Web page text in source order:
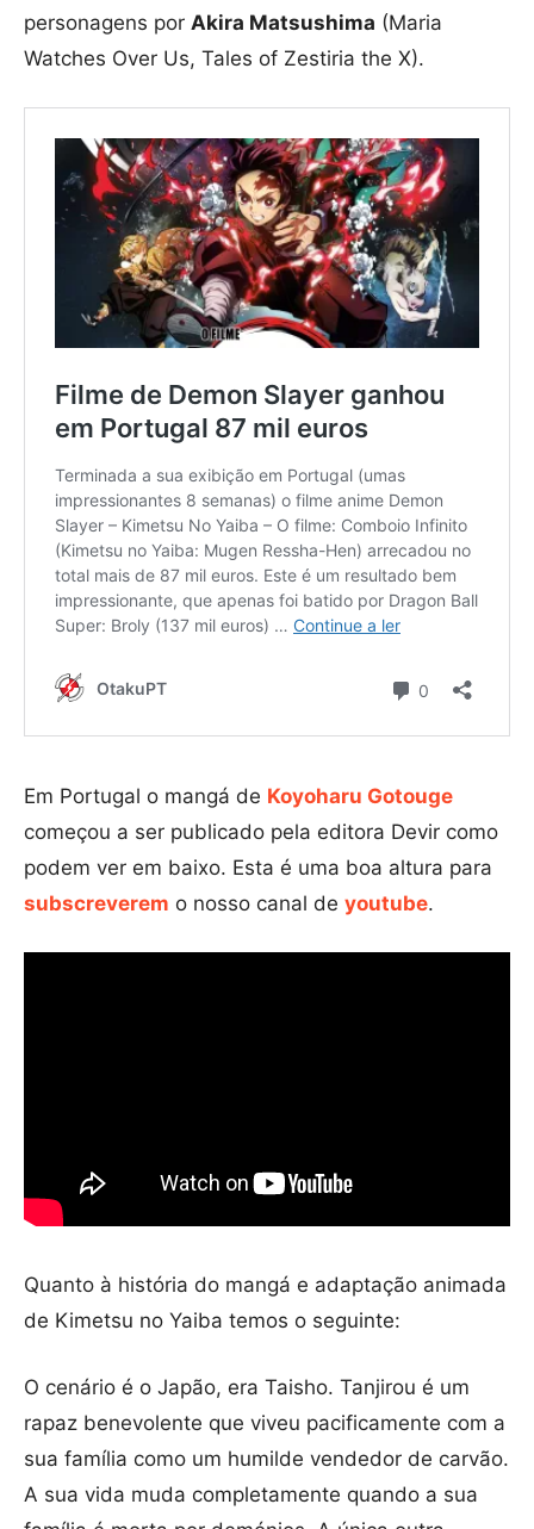
personagens por Akira Matsushima (Maria
Watches Over Us, Tales of Zestiria the X).
Em Portugal o mangá de Koyoharu Gotouge
começou a ser publicado pela editora Devir como
podem ver em baixo. Esta é uma boa altura para
subscreverem o nosso canal de youtube.
Quanto à história do mangá e adaptação animada
de Kimetsu no Yaiba temos o seguinte:
O cenário é o Japão, era Taisho. Tanjirou é um
rapaz benevolente que viveu pacificamente com a
sua família como um humilde vendedor de carvão.
A sua vida muda completamente quando a sua